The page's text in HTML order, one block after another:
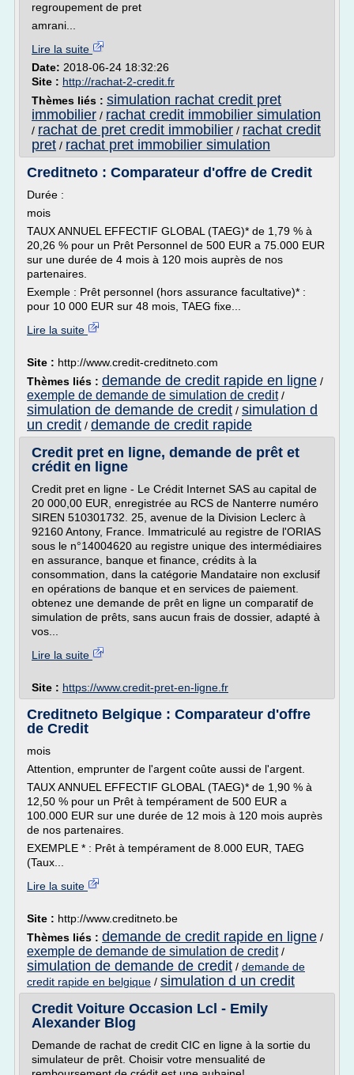
regroupement de pret
amrani...
Lire la suite
Date: 2018-06-24 18:32:26
Site : http://rachat-2-credit.fr
Thèmes liés : simulation rachat credit pret
immobilier / rachat credit immobilier simulation
/ rachat de pret credit immobilier / rachat credit
pret / rachat pret immobilier simulation
Creditneto : Comparateur d'offre de Credit
Durée :
mois
TAUX ANNUEL EFFECTIF GLOBAL (TAEG)* de 1,79 % à
20,26 % pour un Prêt Personnel de 500 EUR a 75.000 EUR
sur une durée de 4 mois à 120 mois auprès de nos
partenaires.
Exemple : Prêt personnel (hors assurance facultative)* :
pour 10 000 EUR sur 48 mois, TAEG fixe...
Lire la suite
Site : http://www.credit-creditneto.com
Thèmes liés : demande de credit rapide en ligne /
exemple de demande de simulation de credit/
simulation de demande de credit / simulation d
un credit / demande de credit rapide
Credit pret en ligne, demande de prêt et
crédit en ligne
Credit pret en ligne - Le Crédit Internet SAS au capital de
20 000,00 EUR, enregistrée au RCS de Nanterre numéro
SIREN 510301732. 25, avenue de la Division Leclerc à
92160 Antony, France. Immatriculé au registre de l'ORIAS
sous le n°14004620 au registre unique des intermédiaires
en assurance, banque et finance, crédits à la
consommation, dans la catégorie Mandataire non exclusif
en opérations de banque et en services de paiement.
obtenez une demande de prêt en ligne un comparatif de
simulation de prêts, sans aucun frais de dossier, adapté à
vos...
Lire la suite
Site : https://www.credit-pret-en-ligne.fr
Creditneto Belgique : Comparateur d'offre
de Credit
mois
Attention, emprunter de l'argent coûte aussi de l'argent.
TAUX ANNUEL EFFECTIF GLOBAL (TAEG)* de 1,90 % à
12,50 % pour un Prêt à tempérament de 500 EUR a
100.000 EUR sur une durée de 12 mois à 120 mois auprès
de nos partenaires.
EXEMPLE * : Prêt à tempérament de 8.000 EUR, TAEG
(Taux...
Lire la suite
Site : http://www.creditneto.be
Thèmes liés : demande de credit rapide en ligne /
exemple de demande de simulation de credit/
simulation de demande de credit / demande de
credit rapide en belgique / simulation d un credit
Credit Voiture Occasion Lcl - Emily
Alexander Blog
Demande de rachat de credit CIC en ligne à la sortie du
simulateur de prêt. Choisir votre mensualité de